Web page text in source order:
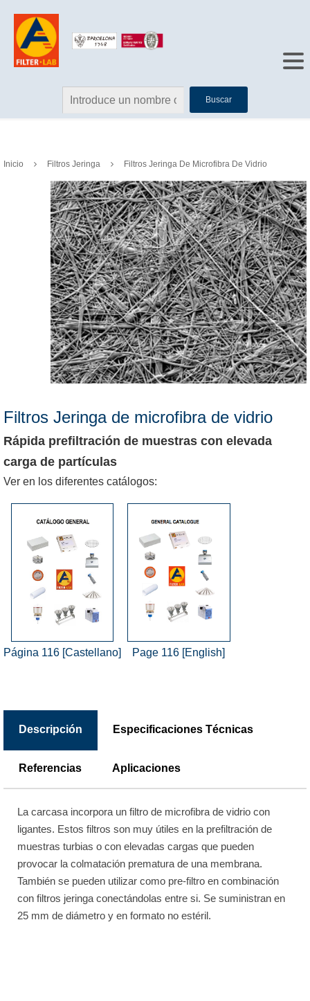
Buscar
Inicio Filtros Jeringa Filtros Jeringa De Microfibra De Vidrio
Filtros Jeringa de microfibra de vidrio
Rápida prefiltración de muestras con elevada
carga de partículas
Ver en los diferentes catálogos:
Página 116 [Castellano] Page 116 [English]
Descripción Especificaciones Técnicas
Referencias Aplicaciones
La carcasa incorpora un filtro de microfibra de vidrio con
ligantes. Estos filtros son muy útiles en la prefiltración de
muestras turbias o con elevadas cargas que pueden
provocar la colmatación prematura de una membrana.
También se pueden utilizar como pre-filtro en combinación
con filtros jeringa conectándolas entre si. Se suministran en
25 mm de diámetro y en formato no estéril.